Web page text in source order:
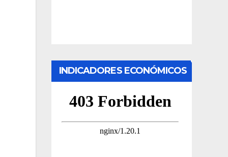
INDICADORES ECONÓMICOS